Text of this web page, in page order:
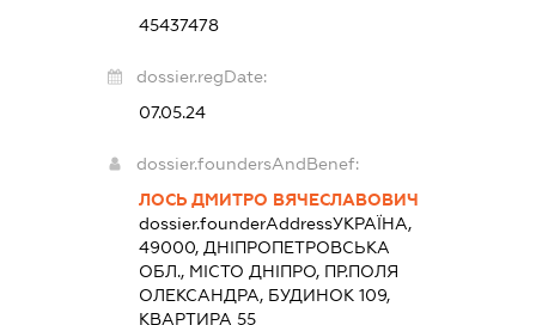
45437478
dossier.regDate:
07.05.24
dossier.foundersAndBenef:
ЛОСЬ ДМИТРО ВЯЧЕСЛАВОВИЧ
dossier.founderAddressУКРАЇНА,
49000, ДНІПРОПЕТРОВСЬКА
ОБЛ., МІСТО ДНІПРО, ПР.ПОЛЯ
ОЛЕКСАНДРА, БУДИНОК 109,
КВАРТИРА 55